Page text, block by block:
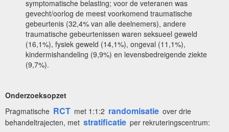
symptomatische belasting; voor de veteranen was
gevecht/oorlog de meest voorkomend traumatische
gebeurtenis (32,4% van alle deelnemers), andere
traumatische gebeurtenissen waren seksueel geweld
(16,1%), fysiek geweld (14,1%), ongeval (11,1%),
kindermishandeling (9,9%) en levensbedreigende ziekte
(9,7%).
Onderzoeksopzet
Pragmatische RCT met 1:1:2 randomisatie over drie
behandeltrajecten, met stratificatie per rekruteringscentrum: